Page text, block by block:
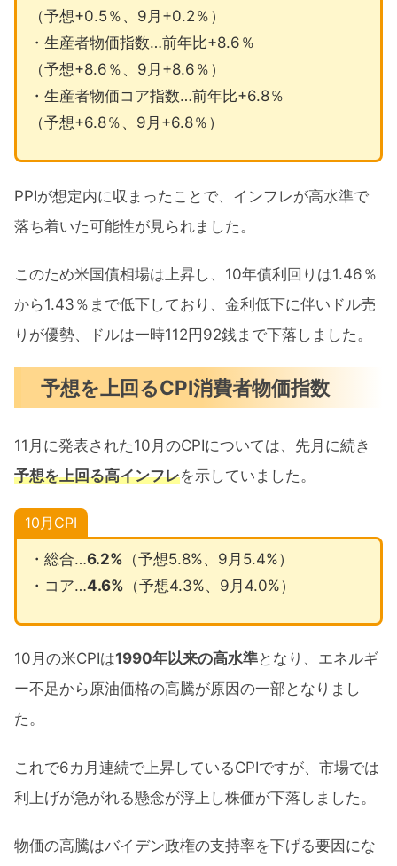
（予想+0.5％、9月+0.2％）
・生産者物価指数…前年比+8.6％
（予想+8.6％、9月+8.6％）
・生産者物価コア指数…前年比+6.8％
（予想+6.8％、9月+6.8％）
PPIが想定内に収まったことで、インフレが高水準で
落ち着いた可能性が見られました。
このため米国債相場は上昇し、10年債利回りは1.46％
から1.43％まで低下しており、金利低下に伴いドル売
りが優勢、ドルは一時112円92銭まで下落しました。
予想を上回るCPI消費者物価指数
11月に発表された10月のCPIについては、先月に続き
予想を上回る高インフレを示していました。
10月CPI
・総合…6.2% （予想5.8%、9月5.4%）
・コア…4.6% （予想4.3%、9月4.0%）
10月の米CPIは1990年以来の高水準となり、エネルギ
ー不足から原油価格の高騰が原因の一部となりまし
た。
これで6カ月連続で上昇しているCPIですが、市場では
利上げが急がれる懸念が浮上し株価が下落しました。
物価の高騰はバイデン政権の支持率を下げる要因にな